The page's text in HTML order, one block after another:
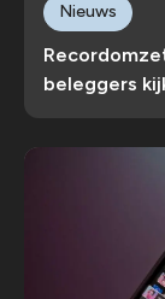
beleggers
Nieuws